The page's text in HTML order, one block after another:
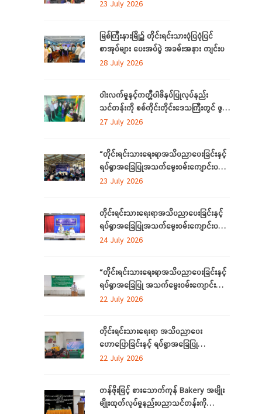
ပညာ လိုအပ်ချက် ဆန်းစစ်စီမံခြင်း
23 July 2026
မြစ်ကြီးနားမြို့၌ တိုင်းရင်းသားပုံပြပုံပြင်
စာအုပ်များ ပေးအပ်ပွဲ အခမ်းအနား ကျင်းပ
28 July 2026
ဝါးလက်မှုနှင့်ကတ္တီပါဖိနပ်ပြုလုပ်နည်း
သင်တန်းကို စစ်ကိုင်းတိုင်းဒေသကြီးတွင် ဖွင့်
လှစ်
27 July 2026
“တိုင်းရင်းသားရေးရာအသိပညာပေးခြင်းနှင့်
ရပ်ရွာအခြေပြုအသက်မွေးဝမ်းကျောင်းပညာ
လိုအပ်ချက်တို့ကို ဆန်းစစ်စီမံခြင်း
ကျင်းပပြုလုပ်
23 July 2026
တိုင်းရင်းသားရေးရာအသိပညာပေးခြင်းနှင့်
ရပ်ရွာအခြေပြုအသက်မွေးဝမ်းကျောင်းပညာ
လိုအပ်ချက်တို့ကို ဆန်းစစ်စီမံခြင်းအစီအစဉ်
ပြုလုပ်
24 July 2026
“တိုင်းရင်းသားရေးရာအသိပညာပေးခြင်းနှင့်
ရပ်ရွာအခြေပြု အသက်မွေးဝမ်းကျောင်း
ပညာလိုအပ်ချက် ဆန်းစစ်စီမံခြင်း
ကို ရန်ကုန်တိုင်းဒေသကြီးတွင် ကျင်းပပြုလုပ်
22 July 2026
တိုင်းရင်းသားရေးရာ အသိပညာပေး
ဟောပြောခြင်းနှင့် ရပ်ရွာအခြေပြု
အသက်မွေးဝမ်းကျောင်း ပညာလိုအပ်ချက်တို့
မွန်ပြည်နယ်တွင် ကျင်းပပြုလုပ်
22 July 2026
တန်ဖိုးမြင့် စားသောက်ကုန် Bakery အမျိုး
မျိုးထုတ်လုပ်မှုနည်းပညာသင်တန်းကို